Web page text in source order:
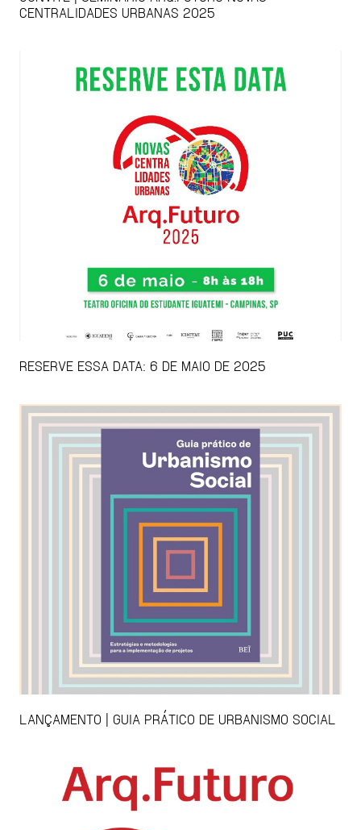
CENTRALIDADES URBANAS 2025
RESERVE ESSA DATA: 6 DE MAIO DE 2025
LANÇAMENTO | GUIA PRÁTICO DE URBANISMO SOCIAL